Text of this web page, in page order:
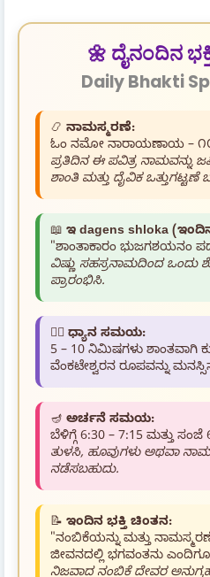
🌼 ದೈನಂದಿನ
Daily Bhakti
📿 ನಾಮಸ್ಮರಣೆ:
ಓಂ ನಮೋ ನಾರಾಯಣಾಯ –
ಪ್ರತಿದಿನ ಈ ಪವಿತ್ರ ನಾಮವನ್ನು
ಶಾಂತಿ ಮತ್ತು ದೈವಿಕ ಒತ್ತುಗಟ್ಟಣೆ
📖 ಇ dagens shloka
"ಶಾಂತಾಕಾರಂ ಭುಜಗಶಯನಂ
ವಿಷ್ಣು ಸಹಸ್ರನಾಮದಿಂದ ಒಂದು
ಪ್ರಾರಂಭಿಸಿ.
🧘‍♂️ ಧ್ಯಾನ ಸಮಯ:
5 – 10 ನಿಮಿಷಗಳು ಶಾಂತವಾಗಿ
ವೆಂಕಟೇಶ್ವರನ ರೂಪವನ್ನು
🪔 ಅರ್ಚನೆ ಸಮಯ:
ಬೆಳಿಗ್ಗೆ 6:30 – 7:15 ಮತ್ತು ಸಂಜೆ
ತುಳಸಿ, ಹೂವುಗಳು ಅಥವಾ
ನಡೆಸಬಹುದು.
📝 ಇಂದಿನ ಭಕ್ತಿ ಚಿಂತನ:
"ನಂಬಿಕೆಯನ್ನು ಮತ್ತು
ಜೀವನದಲ್ಲಿ ಭಗವಂತನು